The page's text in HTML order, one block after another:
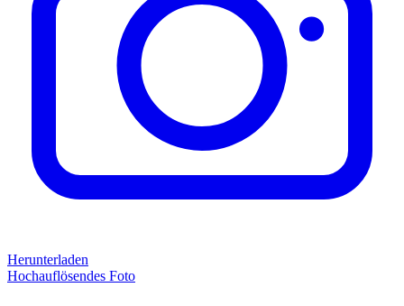
Herunterladen
Hochauflösendes Foto